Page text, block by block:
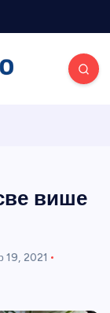
више
19, 2021